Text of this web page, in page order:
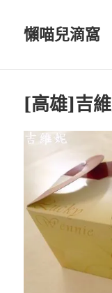
懶喵兒滴窩
[高雄]吉